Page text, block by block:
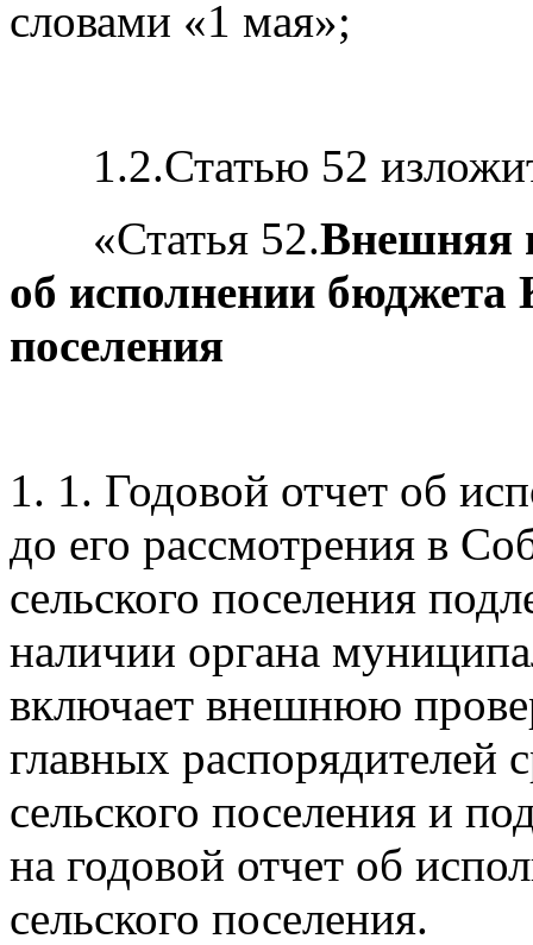
словами «1 мая»;
1.2.Статью 52
«Статья 52.Внешняя
об исполнении бюджета
поселения
1. 1. Годовой отчет об
до его рассмотрения в
сельского поселения
наличии органа
включает внешнюю
главных распорядителей
сельского поселения и
на годовой отчет об
сельского поселения.